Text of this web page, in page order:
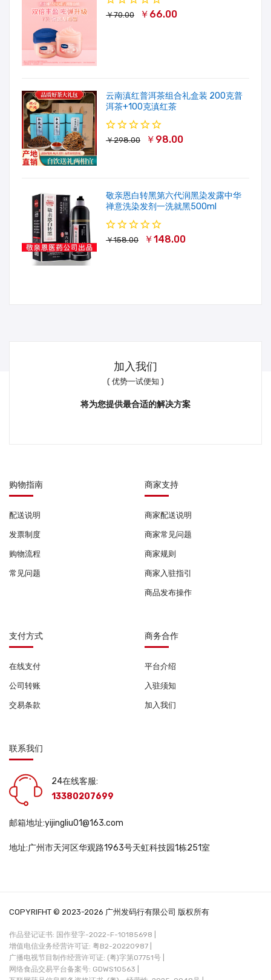
￥70.00 ￥66.00
云南滇红普洱茶组合礼盒装 200克普
洱茶+100克滇红茶
￥298.00 ￥98.00
敬亲恩白转黑第六代润黑染发露中华
禅意洗染发剂一洗就黑500ml
￥158.00 ￥148.00
加入我们
( 优势一试便知 )
将为您提供最合适的解决方案
购物指南
配送说明
发票制度
购物流程
常见问题
商家支持
商家配送说明
商家常见问题
商家规则
商家入驻指引
商品发布操作
支付方式
在线支付
公司转账
交易条款
商务合作
平台介绍
入驻须知
加入我们
联系我们
24在线客服:
13380207699
邮箱地址:yijingliu01@163.com
地址:广州市天河区华观路1963号天虹科技园1栋251室
COPYRIFHT © 2023-2026 广州发码行有限公司 版权所有
作品登记证书: 国作登字-2022-F-10185698 |
增值电信业务经营许可证: 粤B2-20220987 |
广播电视节目制作经营许可证: (粤)字第07751号 |
网络食品交易平台备案号: GDWS10563 |